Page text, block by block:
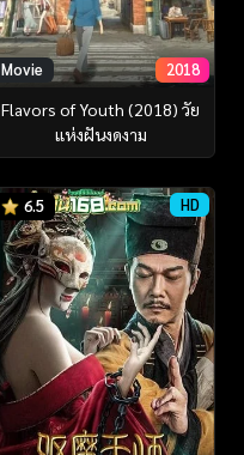
Movie 2018
Flavors of Youth (2018) วัย
แห่งฝันงดงาม
6.5 HD